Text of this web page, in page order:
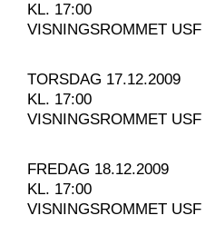
KL. 17:00
VISNINGSROMMET USF
TORSDAG 17.12.2009
KL. 17:00
VISNINGSROMMET USF
FREDAG 18.12.2009
KL. 17:00
VISNINGSROMMET USF